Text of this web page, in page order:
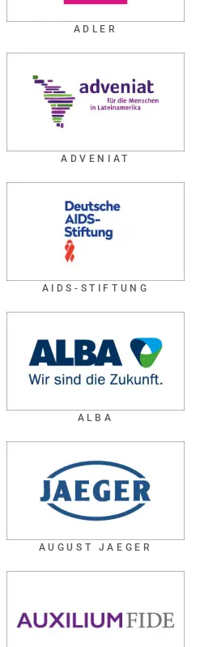
ADLER
ADVENIAT
AIDS-STIFTUNG
ALBA
AUGUST JAEGER